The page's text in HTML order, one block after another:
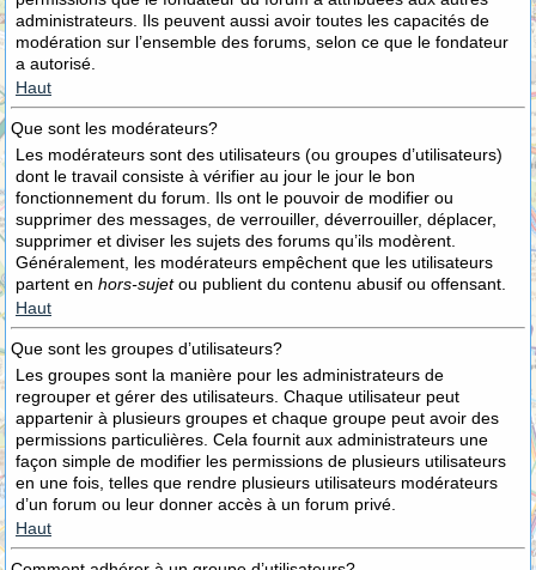
administrateurs. Ils peuvent aussi avoir toutes les capacités de
modération sur l’ensemble des forums, selon ce que le fondateur
a autorisé.
Haut
Que sont les modérateurs?
Les modérateurs sont des utilisateurs (ou groupes d’utilisateurs)
dont le travail consiste à vérifier au jour le jour le bon
fonctionnement du forum. Ils ont le pouvoir de modifier ou
supprimer des messages, de verrouiller, déverrouiller, déplacer,
supprimer et diviser les sujets des forums qu’ils modèrent.
Généralement, les modérateurs empêchent que les utilisateurs
partent en hors-sujetou publient du contenu abusif ou offensant.
Haut
Que sont les groupes d’utilisateurs?
Les groupes sont la manière pour les administrateurs de
regrouper et gérer des utilisateurs. Chaque utilisateur peut
appartenir à plusieurs groupes et chaque groupe peut avoir des
permissions particulières. Cela fournit aux administrateurs une
façon simple de modifier les permissions de plusieurs utilisateurs
en une fois, telles que rendre plusieurs utilisateurs modérateurs
d’un forum ou leur donner accès à un forum privé.
Haut